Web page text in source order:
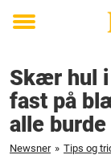
Toggle
Skær hul
fast på
alle
Newsner » Tips og